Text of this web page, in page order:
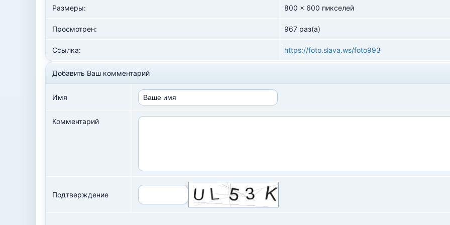
Размеры: 800 x 600 пикселей
Просмотрен: 967 раз(а)
Ссылка: https://foto.slava.ws/foto993
Добавить Ваш комментарий
Имя
Комментарий
Подтверждение